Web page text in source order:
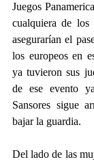
Juegos
cualquiera de
asegurarían el
los europeos en
ya tuvieron sus
de ese evento
Sansores sigue
bajar la guardia.
Del lado de las